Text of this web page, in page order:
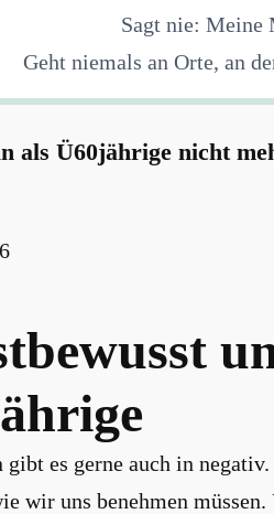
Sagt nie: Meine
Geht niemals an Orte, an
als Ü60jährige nicht
gibt es gerne auch in
wir uns benehmen